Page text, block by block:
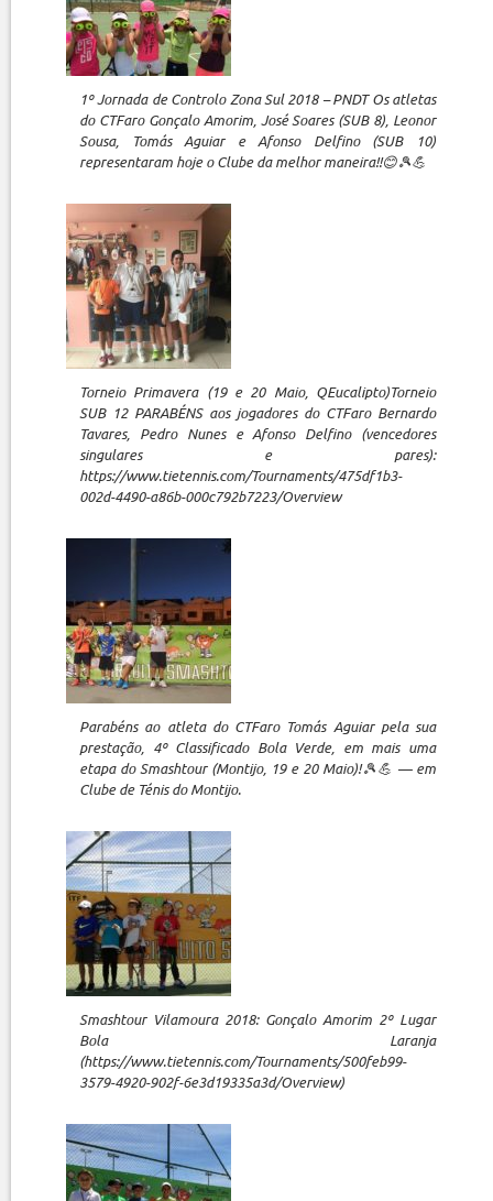
1º Jornada de Controlo Zona Sul 2018 – PNDT Os atletas
do CTFaro Gonçalo Amorim, José Soares (SUB 8), Leonor
Sousa, Tomás Aguiar e Afonso Delfino (SUB 10)
representaram hoje o Clube da melhor maneira!!😊🎾💪
Torneio Primavera (19 e 20 Maio, QEucalipto)Torneio
SUB 12 PARABÉNS aos jogadores do CTFaro Bernardo
Tavares, Pedro Nunes e Afonso Delfino (vencedores
singulares e pares):
https://www.tietennis.com/Tournaments/475df1b3-
002d-4490-a86b-000c792b7223/Overview
Parabéns ao atleta do CTFaro Tomás Aguiar pela sua
prestação, 4º Classificado Bola Verde, em mais uma
etapa do Smashtour (Montijo, 19 e 20 Maio)!🎾💪 — em
Clube de Ténis do Montijo.
Smashtour Vilamoura 2018: Gonçalo Amorim 2º Lugar
Bola Laranja
(https://www.tietennis.com/Tournaments/500feb99-
3579-4920-902f-6e3d19335a3d/Overview)